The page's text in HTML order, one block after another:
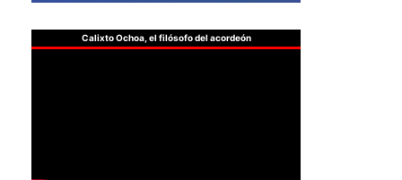
Calixto Ochoa, el filósofo del acordeón